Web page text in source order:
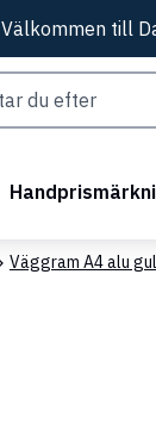
Välkommen till
Väggram A4 alu